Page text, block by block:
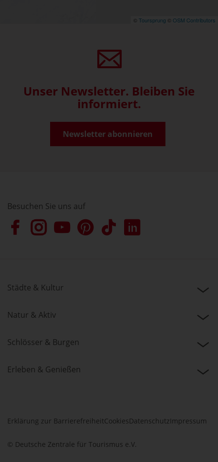
© Toursprung © OSM Contributors
Unser Newsletter. Bleiben Sie
informiert.
Newsletter abonnieren
Besuchen Sie uns auf
Städte & Kultur
Natur & Aktiv
Schlösser & Burgen
Erleben & Genießen
Erklärung zur BarrierefreiheitCookiesDatenschutz Impressum
© Deutsche Zentrale für Tourismus e.V.